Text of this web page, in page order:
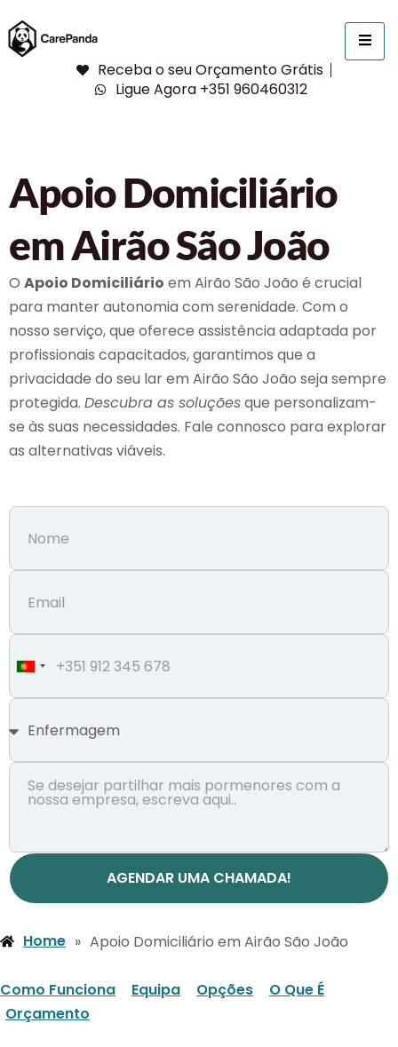
Receba o seu Orçamento Grátis
Ligue Agora +351 960460312
Apoio Domiciliário
em Airão São João
O Apoio Domiciliário em Airão São João é crucial
para manter autonomia com serenidade. Com o
nosso serviço, que oferece assistência adaptada por
profissionais capacitados, garantimos que a
privacidade do seu lar em Airão São João seja sempre
protegida. Descubra as soluçõesque personalizam-
se às suas necessidades. Fale connosco para explorar
as alternativas viáveis.
Portugal
+351
AGENDAR UMA CHAMADA!
Home » Apoio Domiciliário em Airão São João
Como Funciona Equipa Opções
O Que É
Orçamento